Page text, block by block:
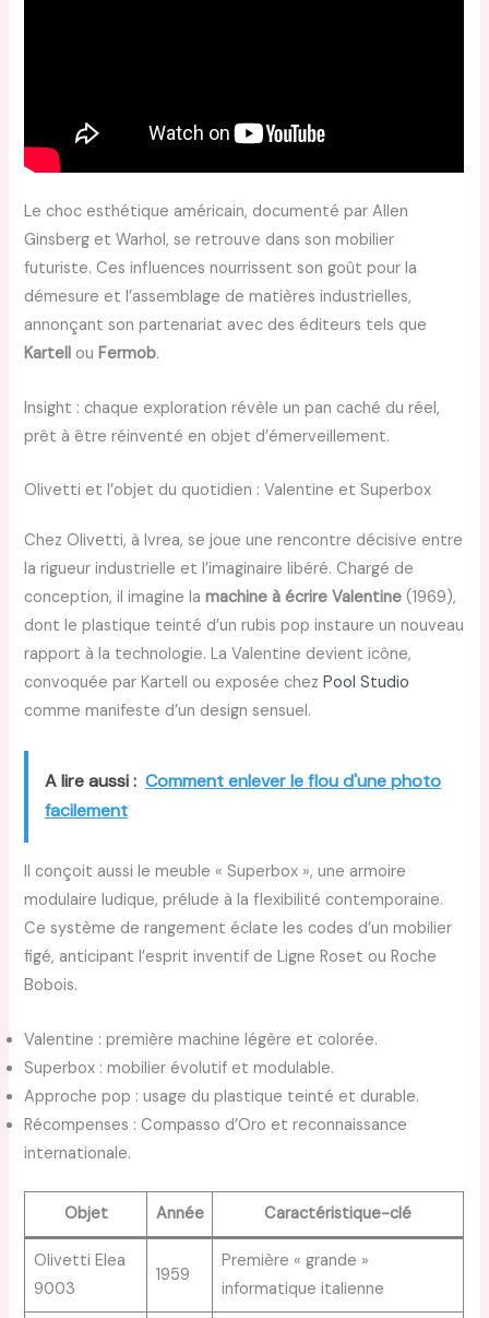
Le choc esthétique américain, documenté par Allen
Ginsberg et Warhol, se retrouve dans son mobilier
futuriste. Ces influences nourrissent son goût pour la
démesure et l’assemblage de matières industrielles,
annonçant son partenariat avec des éditeurs tels que
Kartell ouFermob.
Insight : chaque exploration révèle un pan caché du réel,
prêt à être réinventé en objet d’émerveillement.
Olivetti et l’objet du quotidien : Valentine et Superbox
Chez Olivetti, à Ivrea, se joue une rencontre décisive entre
la rigueur industrielle et l’imaginaire libéré. Chargé de
conception, il imagine lamachine à écrire Valentine (1969),
dont le plastique teinté d’un rubis pop instaure un nouveau
rapport à la technologie. La Valentine devient icône,
convoquée par Kartell ou exposée chezPool Studio
comme manifeste d’un design sensuel.
A lire aussi : Comment enlever le flou d'une photo
facilement
Il conçoit aussi le meuble « Superbox », une armoire
modulaire ludique, prélude à la flexibilité contemporaine.
Ce système de rangement éclate les codes d’un mobilier
figé, anticipant l’esprit inventif de Ligne Roset ou Roche
Bobois.
Valentine : première machine légère et colorée.
Superbox : mobilier évolutif et modulable.
Approche pop : usage du plastique teinté et durable.
Récompenses : Compasso d’Oro et reconnaissance
internationale.
Objet Année Caractéristique-clé
Olivetti Elea
9003
1959
Première « grande »
informatique italienne